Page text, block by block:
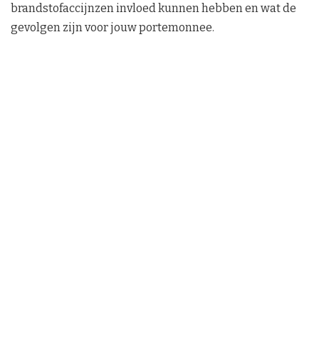
brandstofaccijnzen invloed kunnen hebben en wat de
gevolgen zijn voor jouw portemonnee.